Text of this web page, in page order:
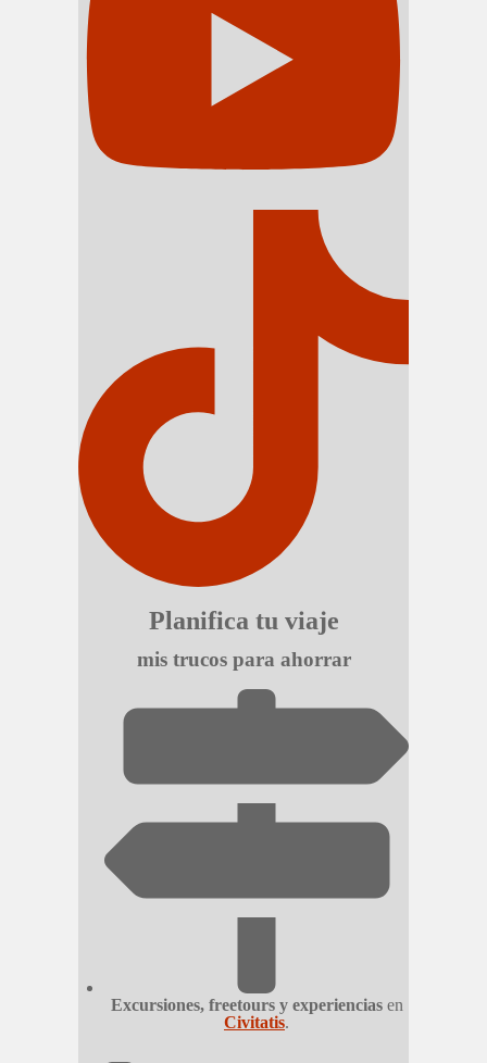
Planifica tu viaje
mis trucos para ahorrar
Excursiones, freetours y experienciasen
Civitatis.